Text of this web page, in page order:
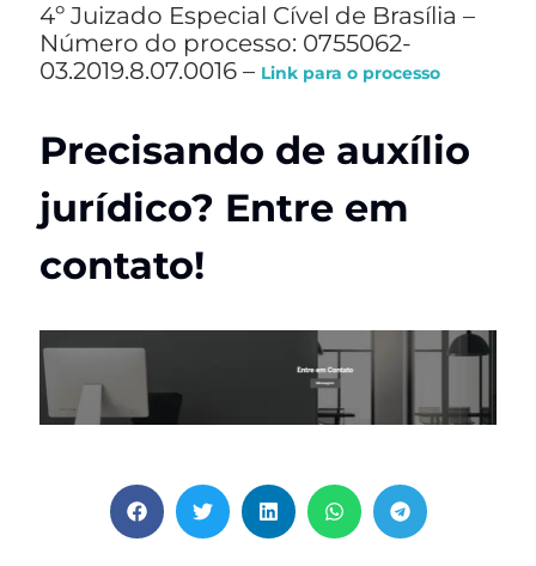
4º Juizado Especial Cível de Brasília –
Número do processo: 0755062-
03.2019.8.07.0016 – Link para o processo
Precisando de auxílio
jurídico? Entre em
contato!